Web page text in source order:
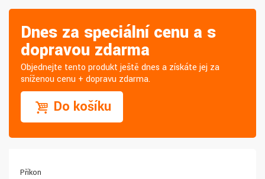
Dnes za speciální cenu a s
dopravou zdarma
Objednejte tento produkt ještě dnes a získáte jej za
sníženou cenu + dopravu zdarma.
Do košíku
Příkon